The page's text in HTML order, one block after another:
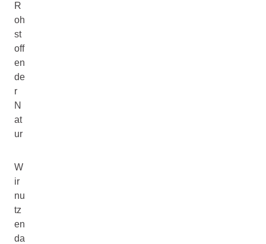
R
oh
st
off
en
de
r
N
at
ur
W
ir
nu
tz
en
da